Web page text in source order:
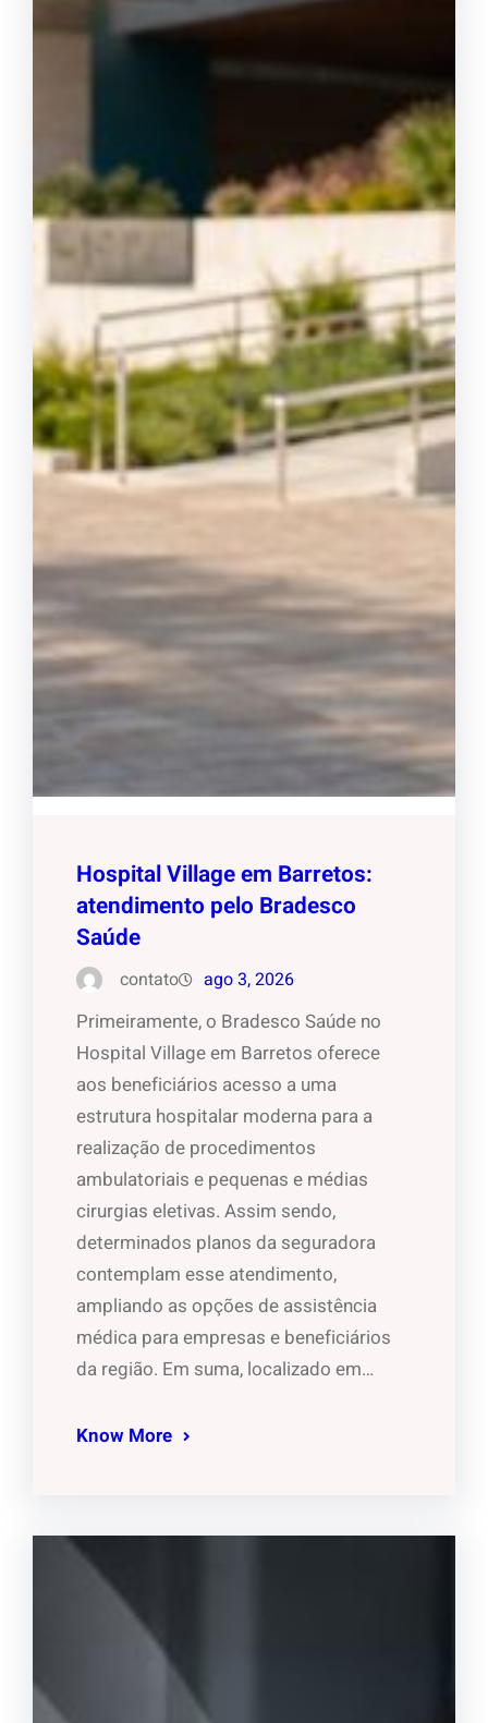
Hospital Village em Barretos:
atendimento pelo Bradesco
Saúde
contato ago 3, 2026
Primeiramente, o Bradesco Saúde no
Hospital Village em Barretos oferece
aos beneficiários acesso a uma
estrutura hospitalar moderna para a
realização de procedimentos
ambulatoriais e pequenas e médias
cirurgias eletivas. Assim sendo,
determinados planos da seguradora
contemplam esse atendimento,
ampliando as opções de assistência
médica para empresas e beneficiários
da região. Em suma, localizado em…
Know More